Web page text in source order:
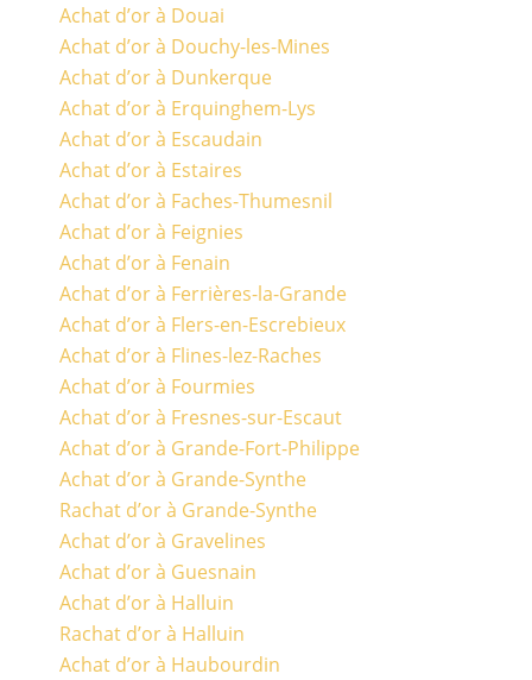
Achat d’or à Douai
Achat d’or à Douchy-les-Mines
Achat d’or à Dunkerque
Achat d’or à Erquinghem-Lys
Achat d’or à Escaudain
Achat d’or à Estaires
Achat d’or à Faches-Thumesnil
Achat d’or à Feignies
Achat d’or à Fenain
Achat d’or à Ferrières-la-Grande
Achat d’or à Flers-en-Escrebieux
Achat d’or à Flines-lez-Raches
Achat d’or à Fourmies
Achat d’or à Fresnes-sur-Escaut
Achat d’or à Grande-Fort-Philippe
Achat d’or à Grande-Synthe
Rachat d’or à Grande-Synthe
Achat d’or à Gravelines
Achat d’or à Guesnain
Achat d’or à Halluin
Rachat d’or à Halluin
Achat d’or à Haubourdin